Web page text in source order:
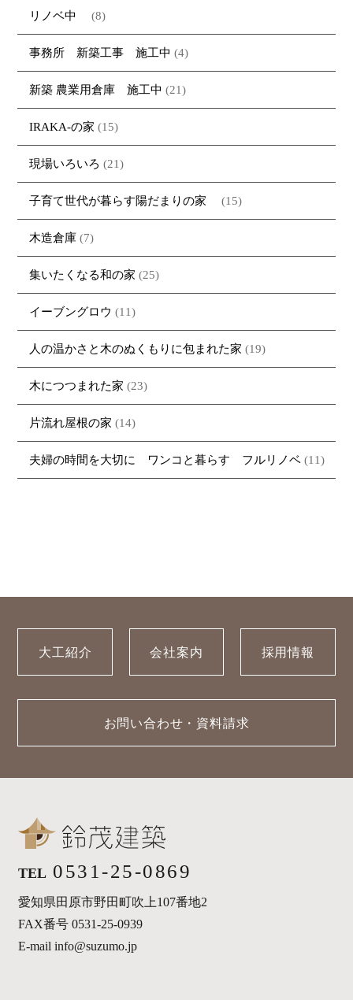
リノベ中 (8)
事務所 新築工事 施工中 (4)
新築 農業用倉庫 施工中 (21)
IRAKA-の家 (15)
現場いろいろ (21)
子育て世代が暮らす陽だまりの家 (15)
木造倉庫 (7)
集いたくなる和の家 (25)
イーブングロウ (11)
人の温かさと木のぬくもりに包まれた家 (19)
木につつまれた家 (23)
片流れ屋根の家 (14)
夫婦の時間を大切に ワンコと暮らす フルリノベ (11)
大工紹介 会社案内 採用情報
お問い合わせ・資料請求
TEL 0531-25-0869
愛知県田原市野田町吹上107番地2
FAX番号 0531-25-0939
E-mail info@suzumo.jp